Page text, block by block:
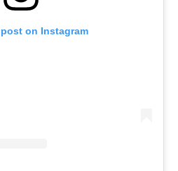
on Instagram